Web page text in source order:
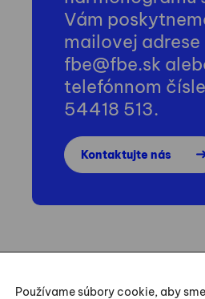
Vám
mailovej adrese
fbe@fbe.sk
telefónnom
54418 513.
Kontaktujte nás
Používame súbory cookie, aby